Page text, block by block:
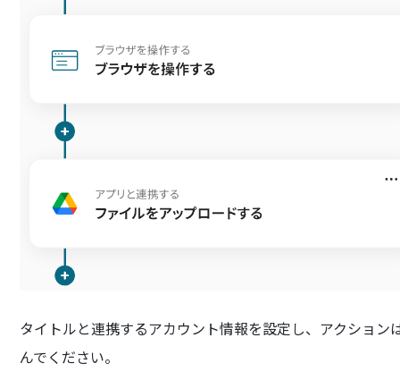
タイトルと連携するアカウント情報を設定し、アクショ
んでください。